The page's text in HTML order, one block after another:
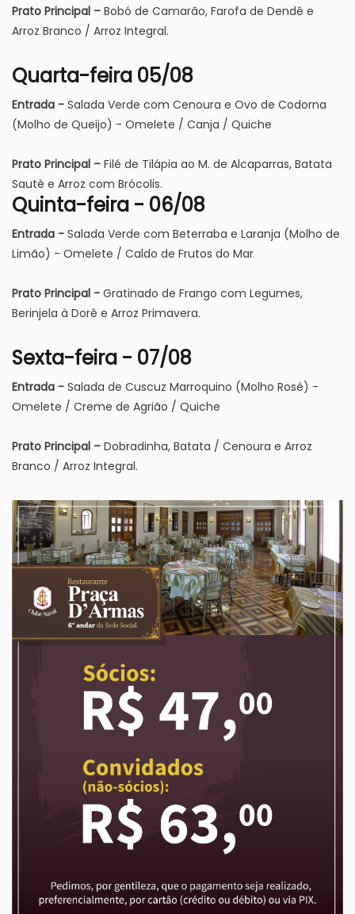
Prato Principal – Bobó de Camarão, Farofa de Dendê e
Arroz Branco / Arroz Integral.
Quarta-feira 05/08
Entrada - Salada Verde com Cenoura e Ovo de Codorna
(Molho de Queijo) - Omelete / Canja / Quiche
Prato Principal – Filé de Tilápia ao M. de Alcaparras, Batata
Sautè e Arroz com Brócolis.
Quinta-feira - 06/08
Entrada - Salada Verde com Beterraba e Laranja (Molho de
Limão) - Omelete / Caldo de Frutos do Mar
Prato Principal - Gratinado de Frango com Legumes,
Berinjela à Dorê e Arroz Primavera.
Sexta-feira - 07/08
Entrada - Salada de Cuscuz Marroquino (Molho Rosé) -
Omelete / Creme de Agrião / Quiche
Prato Principal – Dobradinha, Batata / Cenoura e Arroz
Branco / Arroz Integral.
Imagem